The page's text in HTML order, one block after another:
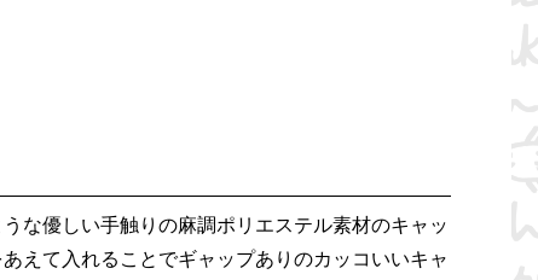
な優しい手触りの麻調ポリエステル素材のキャッ
えて入れることでギャップありのカッコいいキャ